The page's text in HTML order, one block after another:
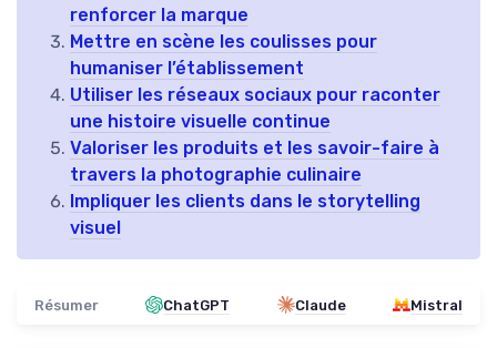
renforcer la marque
Mettre en scène les coulisses pour
humaniser l’établissement
Utiliser les réseaux sociaux pour raconter
une histoire visuelle continue
Valoriser les produits et les savoir-faire à
travers la photographie culinaire
Impliquer les clients dans le storytelling
visuel
Résumer ChatGPT Claude Mistral